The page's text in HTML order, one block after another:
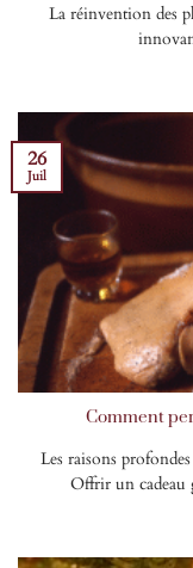
La réinvention des
Comment
Les raisons
Offrir un cadeau
26
Juil